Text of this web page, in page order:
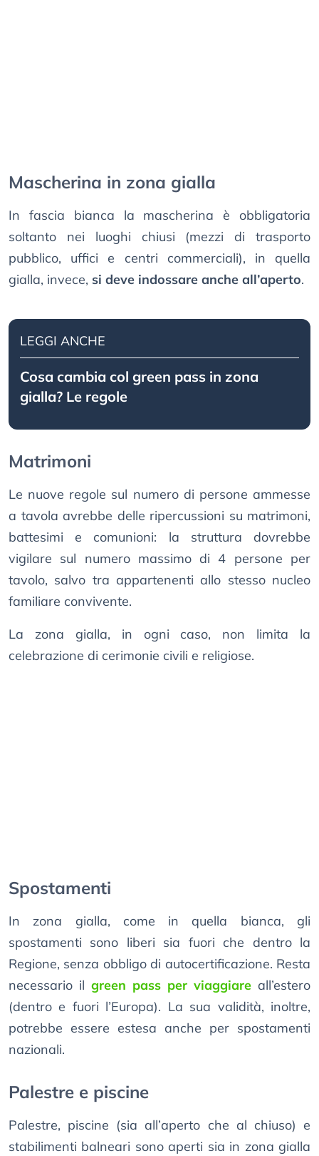
Mascherina in zona gialla
In fascia bianca la mascherina è obbligatoria
soltanto nei luoghi chiusi (mezzi di trasporto
pubblico, uffici e centri commerciali), in quella
gialla, invece, si deve indossare anche all’aperto.
LEGGI ANCHE
Cosa cambia col green pass in zona
gialla? Le regole
Matrimoni
Le nuove regole sul numero di persone ammesse
a tavola avrebbe delle ripercussioni su matrimoni,
battesimi e comunioni: la struttura dovrebbe
vigilare sul numero massimo di 4 persone per
tavolo, salvo tra appartenenti allo stesso nucleo
familiare convivente.
La zona gialla, in ogni caso, non limita la
celebrazione di cerimonie civili e religiose.
Spostamenti
In zona gialla, come in quella bianca, gli
spostamenti sono liberi sia fuori che dentro la
Regione, senza obbligo di autocertificazione. Resta
necessario il green pass per viaggiare all’estero
(dentro e fuori l’Europa). La sua validità, inoltre,
potrebbe essere estesa anche per spostamenti
nazionali.
Palestre e piscine
Palestre, piscine (sia all’aperto che al chiuso) e
stabilimenti balneari sono aperti sia in zona gialla